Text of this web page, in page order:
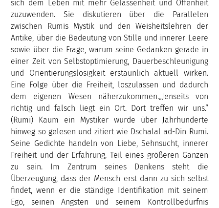
sich dem Leben mit mehr Gelassenheit und Offenheit
zuzuwenden. Sie diskutieren über die Parallelen
zwischen Rumis Mystik und den Weisheitslehren der
Antike, über die Bedeutung von Stille und innerer Leere
sowie über die Frage, warum seine Gedanken gerade in
einer Zeit von Selbstoptimierung, Dauerbeschleunigung
und Orientierungslosigkeit erstaunlich aktuell wirken.
Eine Folge über die Freiheit, loszulassen und dadurch
dem eigenen Wesen näherzukommen.„Jenseits von
richtig und falsch liegt ein Ort. Dort treffen wir uns.“
(Rumi) Kaum ein Mystiker wurde über Jahrhunderte
hinweg so gelesen und zitiert wie Dschalal ad-Din Rumi.
Seine Gedichte handeln von Liebe, Sehnsucht, innerer
Freiheit und der Erfahrung, Teil eines größeren Ganzen
zu sein. Im Zentrum seines Denkens steht die
Überzeugung, dass der Mensch erst dann zu sich selbst
findet, wenn er die ständige Identifikation mit seinem
Ego, seinen Ängsten und seinem Kontrollbedürfnis